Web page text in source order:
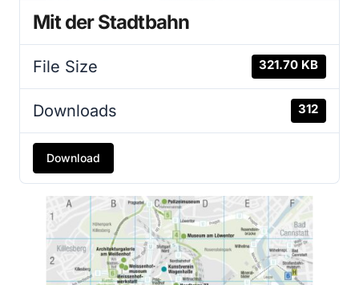
Mit der Stadtbahn
File Size 321.70 KB
Downloads 312
Download